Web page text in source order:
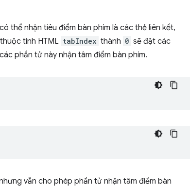
thể nhận tiêu điểm bàn phím là các thẻ liên kết,
tính HTML tabIndex thành 0 sẽ đặt các
phần tử này nhận tâm điểm bàn phím.
vẫn cho phép phần tử nhận tâm điểm bàn